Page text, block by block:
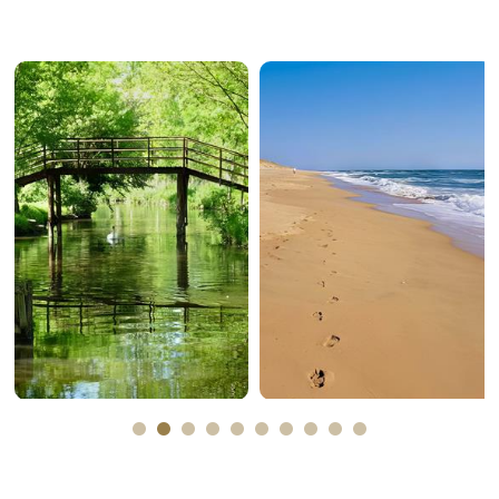
The marais
poitevin
Plus d'informations
The sea
Plus d'informations